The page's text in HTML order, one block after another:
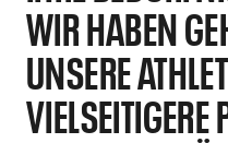
WIR HABEN
UNSERE